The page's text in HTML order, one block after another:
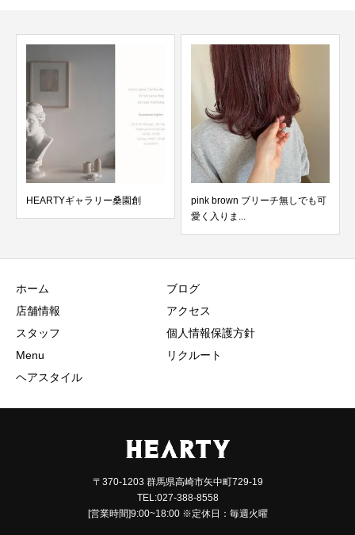
HEARTYギャラリー桑園創
pink brown ブリーチ無しでも可
愛く入りま...
ホーム
店舗情報
スタッフ
Menu
ヘアスタイル
ブログ
アクセス
個人情報保護方針
リクルート
〒370-1203 群馬県高崎市矢中町729-19
TEL:027-388-8558
[営業時間]9:00~18:00 ※定休日：毎週火曜